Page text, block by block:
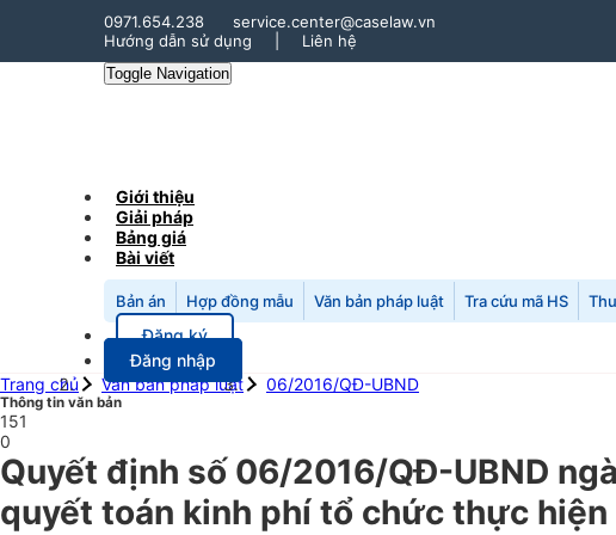
0971.654.238
service.center@caselaw.vn
Hướng dẫn sử dụng
Liên hệ
Toggle Navigation
Giới thiệu
Giải pháp
Bảng giá
Bài viết
Bản án Hợp đồng mẫu Văn bản pháp luật Tra cứu mã HS
Đăng ký
Đăng nhập
Trang chủ
Văn bản pháp luật 06/2016/QĐ-UBND
Thông tin văn bản
151
0
Quyết định số 06/2016/QĐ-UBND
quyết toán kinh phí tổ chức thực